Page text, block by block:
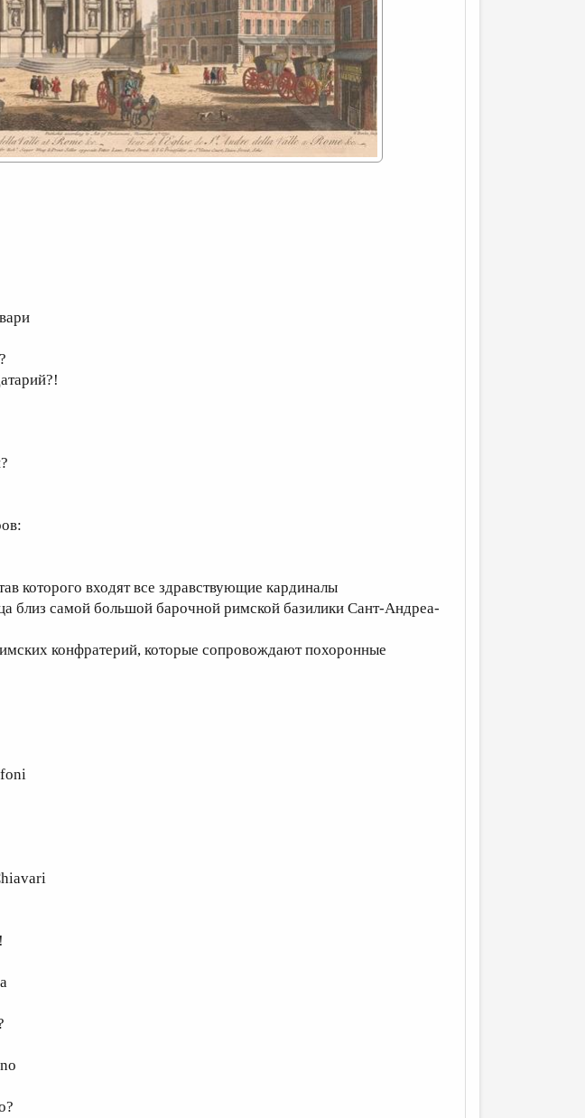
которого входят все здравствующие кардиналы
близ самой большой барочной римской базилики Сант-Андреа-
конфратерий, которые сопровождают похоронные